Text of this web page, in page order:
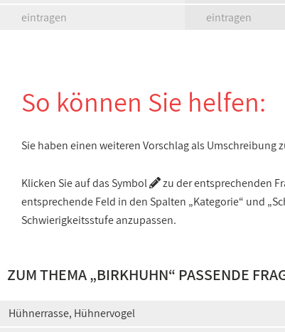
eintragen
eintragen
So können Sie helfen:
Sie haben einen weiteren Vorschlag als Umschreibung
Klicken Sie auf das Symbol
zu der entsprechenden
entsprechende Feld in den Spalten „Kategorie“ und
Schwierigkeitsstufe anzupassen.
ZUM THEMA „BIRKHUHN“ PASSENDE
Hühnerrasse, Hühnervogel